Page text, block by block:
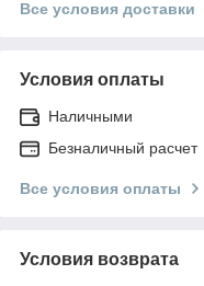
Все условия доставки
Условия оплаты
Наличными
Безналичный расчет
Все условия оплаты
Условия возврата